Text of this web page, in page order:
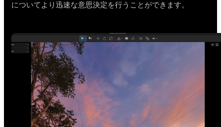
についてより迅速な意思決定を行うことができます。